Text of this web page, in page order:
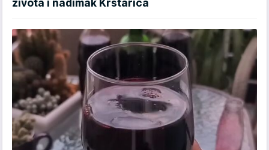
života i nadimak Krstarica